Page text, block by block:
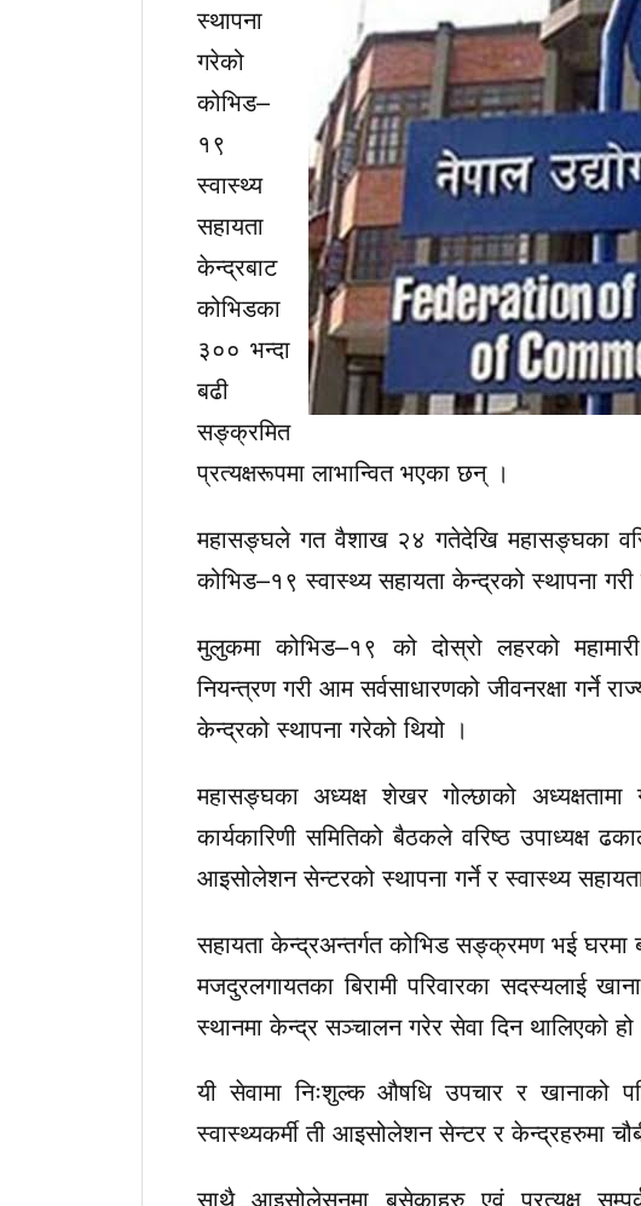
स्थापना
गरेको
कोभिड–
१९
स्वास्थ्य
सहायता
केन्द्रबाट
कोभिडका
३०० भन्दा
बढी
सङ्क्रमित
प्रत्यक्षरूपमा लाभान्वित भएका छन् ।
महासङ्घले गत वैशाख २४ गतेदेखि महासङ्घका
कोभिड–१९ स्वास्थ्य सहायता केन्द्रको स्थापना
मुलुकमा कोभिड–१९ को दोस्रो लहरको
नियन्त्रण गरी आम सर्वसाधारणको जीवनरक्षा गर्ने
केन्द्रको स्थापना गरेको थियो ।
महासङ्घका अध्यक्ष शेखर गोल्छाको
कार्यकारिणी समितिको बैठकले वरिष्ठ उपाध्यक्ष
आइसोलेशन सेन्टरको स्थापना गर्ने र स्वास्थ्य
सहायता केन्द्रअन्तर्गत कोभिड सङ्क्रमण भई
मजदुरलगायतका बिरामी परिवारका सदस्यलाई
स्थानमा केन्द्र सञ्चालन गरेर सेवा दिन थालिएको हो
यी सेवामा निःशुल्क औषधि उपचार र खानाको
स्वास्थ्यकर्मी ती आइसोलेशन सेन्टर र केन्द्रहरुमा
साथै आइसोलेसनमा बसेकाहरु एवं प्रत्यक्ष